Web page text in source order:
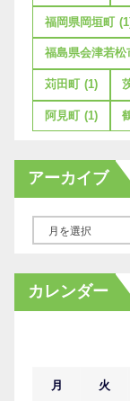
福岡県岡垣町
福島県会津若松
苅田町 (1)
阿見町 (1)
アーカイブ
カ
イ
カレンダー
月 火